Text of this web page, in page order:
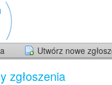
Utwórz nowe
zgłoszenia